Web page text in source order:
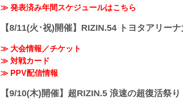
≫ 発表済み年間スケジュールはこちら
【8/11(火･祝)開催】RIZIN.54 トヨタアリー
≫ 大会情報／チケット
≫ 対戦カード
≫ PPV配信情報
【9/10(木)開催】超RIZIN.5 浪速の超復活祭り